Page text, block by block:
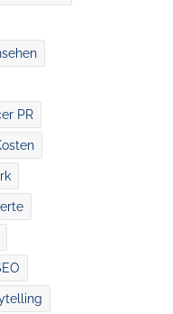
PR